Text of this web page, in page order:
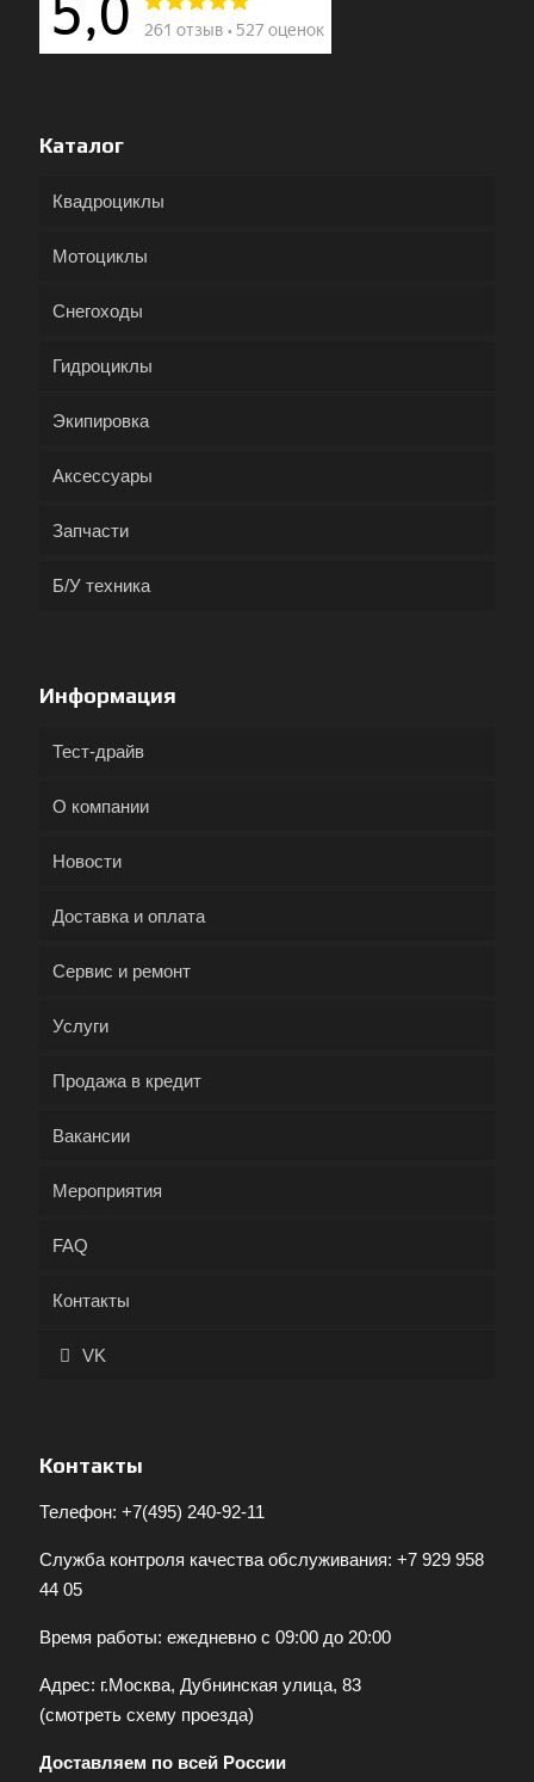
Каталог
Квадроциклы
Мотоциклы
Снегоходы
Гидроциклы
Экипировка
Аксессуары
Запчасти
Б/У техника
Информация
Тест-драйв
О компании
Новости
Доставка и оплата
Сервис и ремонт
Услуги
Продажа в кредит
Вакансии
Мероприятия
FAQ
Контакты
VK
Контакты
Телефон: +7(495) 240-92-11
Служба контроля качества обслуживания: +7 929 958
44 05
Время работы: ежедневно с 09:00 до 20:00
Адрес: г.Москва, Дубнинская улица, 83
(смотреть схему проезда)
Доставляем по всей России